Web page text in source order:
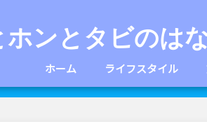
ホンとタビのは
ホーム ライフスタイル